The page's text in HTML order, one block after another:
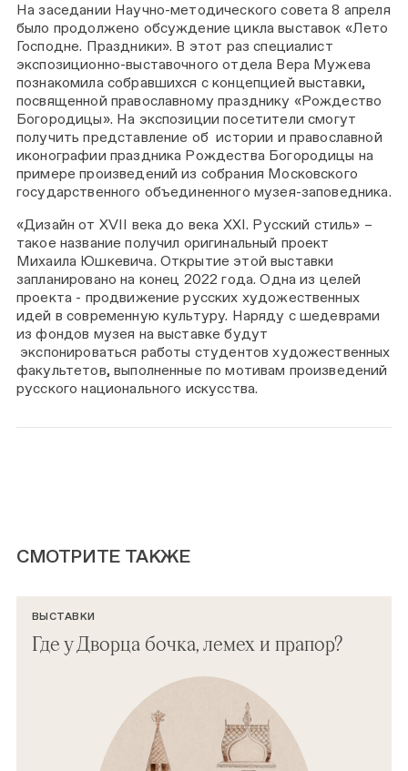
На заседании Научно-методического совета 8 апреля
было продолжено обсуждение цикла выставок «Лето
Господне. Праздники». В этот раз специалист
экспозиционно-выставочного отдела Вера Мужева
познакомила собравшихся с концепцией выставки,
посвященной православному празднику «Рождество
Богородицы». На экспозиции посетители смогут
получить представление об истории и православной
иконографии праздника Рождества Богородицы на
примере произведений из собрания Московского
государственного объединенного музея-заповедника.
«Дизайн от XVII века до века ХХI. Русский стиль» –
такое название получил оригинальный проект
Михаила Юшкевича. Открытие этой выставки
запланировано на конец 2022 года. Одна из целей
проекта - продвижение русских художественных
идей в современную культуру. Наряду с шедеврами
из фондов музея на выставке будут
экспонироваться работы студентов художественных
факультетов, выполненные по мотивам произведений
русского национального искусства.
СМОТРИТЕ ТАКЖЕ
ВЫСТАВКИ
Где у Дворца бочка, лемех и прапор?